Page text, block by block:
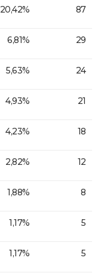
20,42% 87
6,81% 29
5,63% 24
4,93% 21
4,23% 18
2,82% 12
1,88% 8
1,17% 5
1,17% 5